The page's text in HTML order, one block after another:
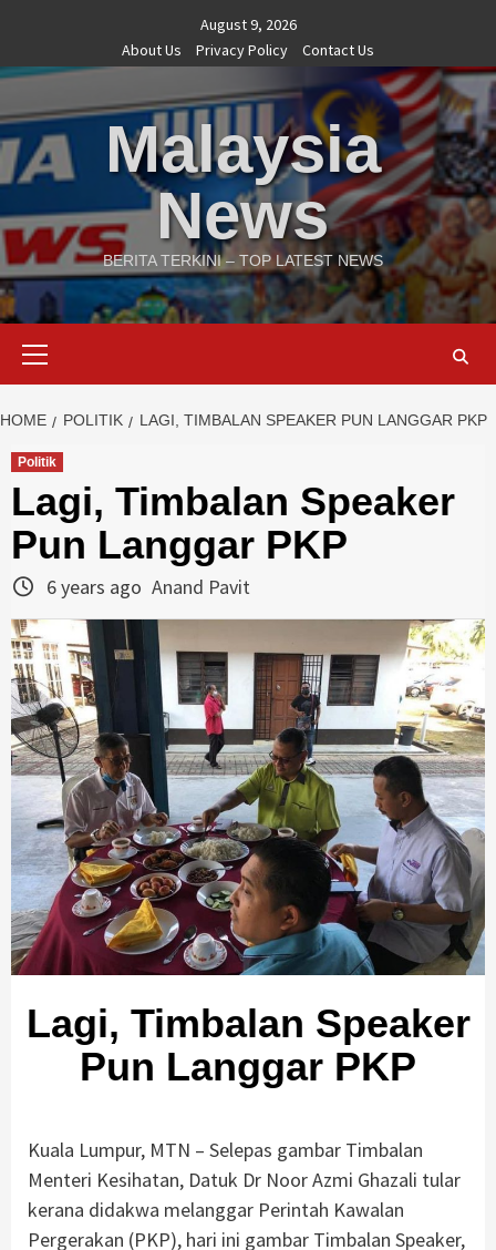
content
August 9, 2026
About Us
Privacy Policy Contact Us
Malaysia
News
BERITA TERKINI – TOP LATEST NEWS
HOME POLITIK LAGI, TIMBALAN SPEAKER PUN LANGGAR PKP
Politik
Lagi, Timbalan Speaker
Pun Langgar PKP
6 years ago Anand Pavit
Lagi, Timbalan Speaker
Pun Langgar PKP
Kuala Lumpur, MTN – Selepas gambar Timbalan
Menteri Kesihatan, Datuk Dr Noor Azmi Ghazali tular
kerana didakwa melanggar Perintah Kawalan
Pergerakan (PKP), hari ini gambar Timbalan Speaker,